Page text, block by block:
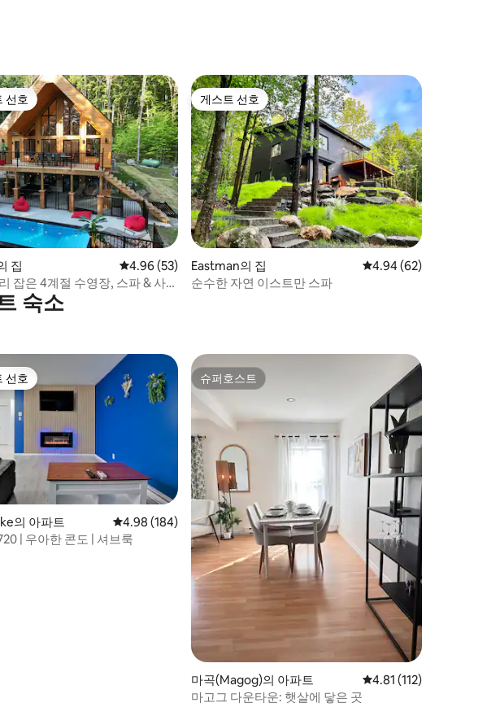
기 87개
기 384개
트 선호
선호
집 평점 4.96점(5점 만점), 후기 53개
4.96 (53)
잡은 4계절 수영장, 스파 & 사우
게스트 선호
게스트 선호
Eastman의 집 평점 4.94점(5점 만점),
4.94 (62)
순수한 자연 이스트만 스파
숙소
트 선호
선호
의 아파트 평점 4.98점(5점 만점), 후기 184개
4.98 (184)
| 우아한 콘도 | 셔브룩
슈퍼호스트
슈퍼호스트
마곡(Magog)의 아파트 평점 4.81점(5점 만점),
4.81 (112)
마고그 다운타운: 햇살에 닿은 곳